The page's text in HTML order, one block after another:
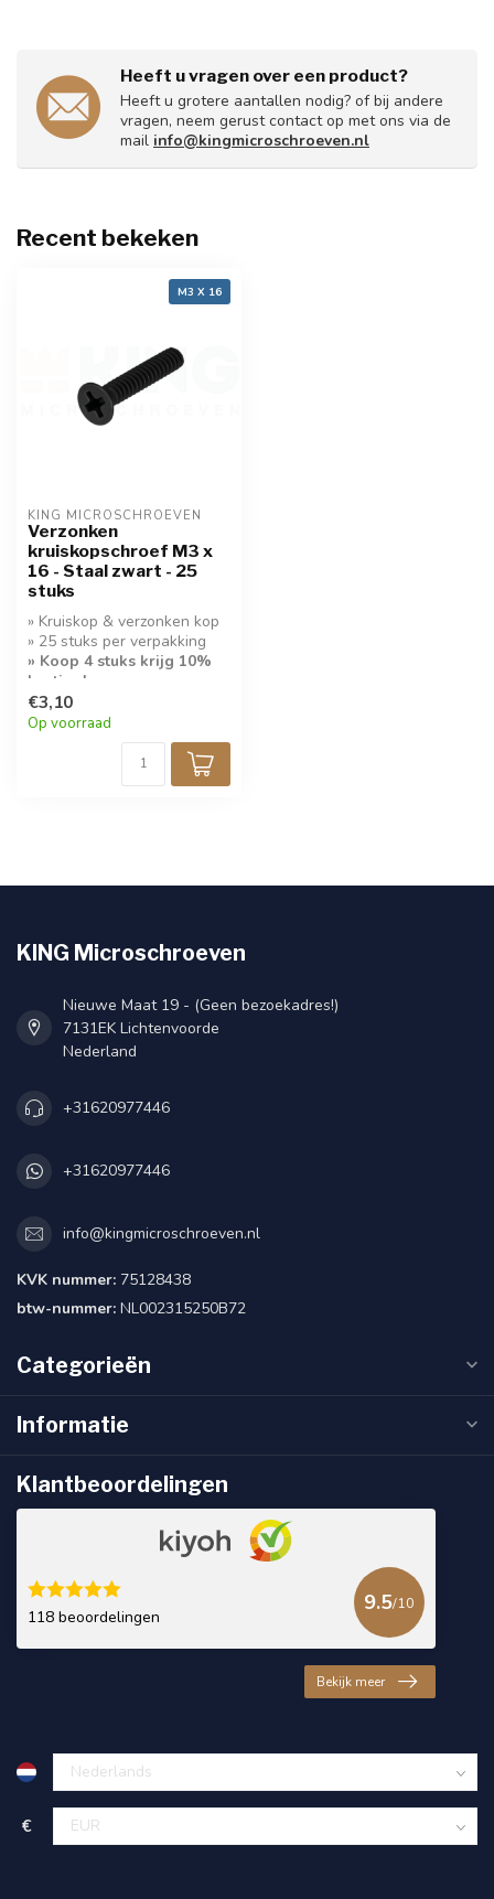
Heeft u vragen over een product?
Heeft u grotere aantallen nodig? of bij andere
vragen, neem gerust contact op met ons via de
mail info@kingmicroschroeven.nl
Recent bekeken
M3 X 16
KING MICROSCHROEVEN
Verzonken
kruiskopschroef M3 x
16 - Staal zwart - 25
stuks
» Kruiskop & verzonken kop
» 25 stuks per verpakking
» Koop 4 stuks krijg 10%
korting!
€3,10
Op voorraad
KING Microschroeven
Nieuwe Maat 19 - (Geen bezoekadres!)
7131EK Lichtenvoorde
Nederland
+31620977446
+31620977446
info@kingmicroschroeven.nl
KVK nummer: 75128438
btw-nummer: NL002315250B72
Categorieën
Informatie
Klantbeoordelingen
118 beoordelingen
9.5/10
Bekijk meer
€